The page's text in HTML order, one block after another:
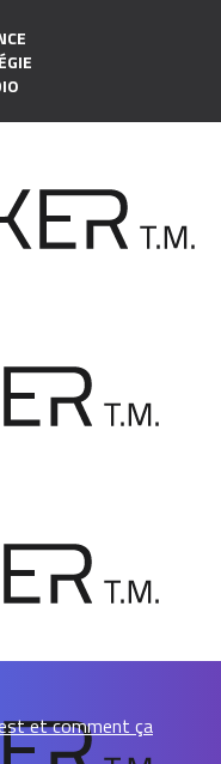
et comment ça